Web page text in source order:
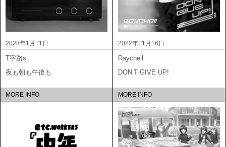
2023年1月11日
T字路s
夜も朝も午後も
MORE INFO
2022年11月16日
Raychell
DON’T GIVE UP!
MORE INFO